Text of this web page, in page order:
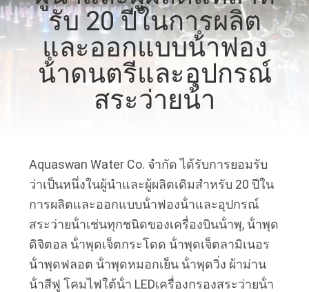
โรงงาน
ควบคุม
ติดต่อ
รับ 20 ปีในการผลิต
และออกแบบน้ําฟอง
น้ําดนตรีและอุปกรณ์
สระว่ายน้ํา
Aquaswan Water Co. จํากัด ได้รับการยอมรับ
ว่าเป็นหนึ่งในผู้นําและผู้ผลิตเดิมสําหรับ 20 ปีใน
การผลิตและออกแบบน้ําฟองน้ําและอุปกรณ์
สระว่ายน้ําเช่นทุกชนิดของเครื่องบินน้ําพุ, น้ําพุด
ดิจิตอล น้ําพุดเจ็ตกระโดด น้ําพุดเจ็ตลามิเนอร
น้ําพุดฟลอต น้ําพุดหมอกเย็น น้ําพุดวิ่ง ผ้าม่าน
น้ําสีฟู โคมไฟใต้น้ํา LEDเครื่องกรองสระว่ายน้ํา